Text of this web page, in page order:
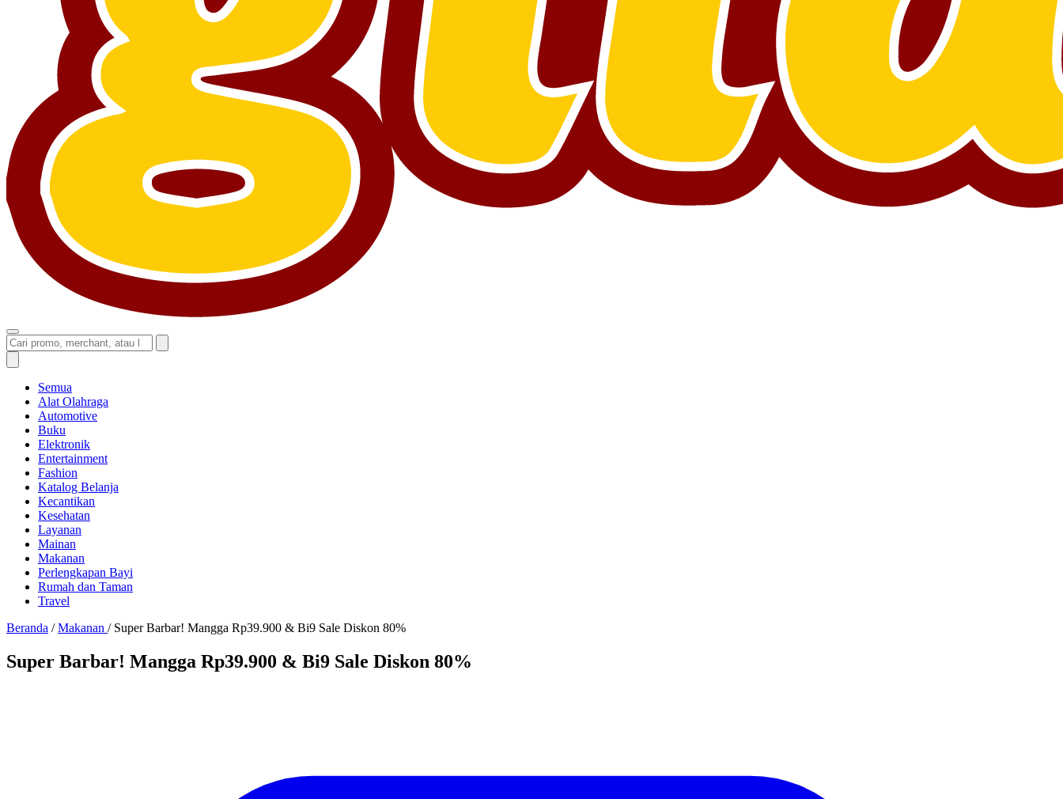
Semua
Alat Olahraga
Automotive
Buku
Elektronik
Entertainment
Fashion
Katalog Belanja
Kecantikan
Kesehatan
Layanan
Mainan
Makanan
Perlengkapan Bayi
Rumah dan Taman
Travel
Beranda / Makanan / Super Barbar! Mangga Rp39.900 & Bi9 Sale Diskon 80%
Super Barbar! Mangga Rp39.900 & Bi9 Sale Diskon 80%